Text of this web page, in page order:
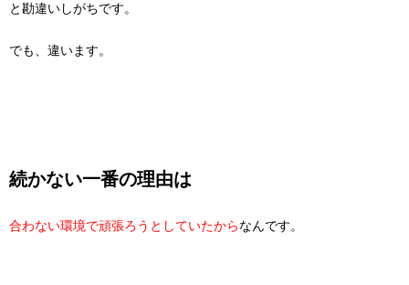
と勘違いしがちです。
でも、違います。
続かない一番の理由は
合わない環境で頑張ろうとしていたからなんです。